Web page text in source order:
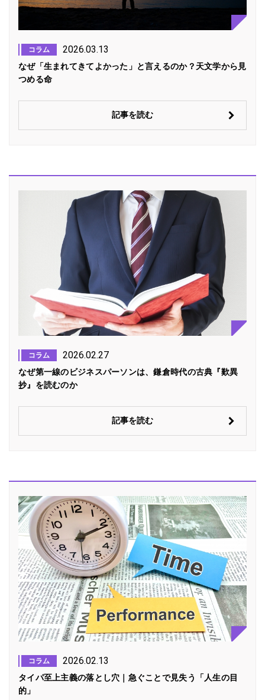
コラム 2026.03.13
なぜ「生まれてきてよかった」と言えるのか？天文学から見
つめる命
記事を読む
コラム 2026.02.27
なぜ第一線のビジネスパーソンは、鎌倉時代の古典『歎異
抄』を読むのか
記事を読む
コラム 2026.02.13
タイパ至上主義の落とし穴｜急ぐことで見失う「人生の目
的」